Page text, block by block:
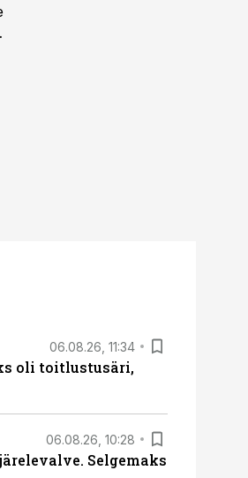
06.08.26, 11:34
oli toitlustusäri,
06.08.26, 10:28
Selgemaks